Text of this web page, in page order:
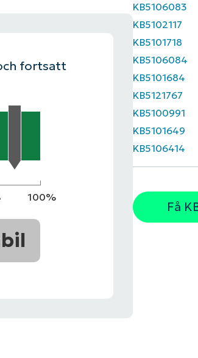
fortsatt
100%
KB5106083
KB5102117
KB5101718
KB5106084
KB5101684
KB5121767
KB5100991
KB5101649
KB5106414
Få